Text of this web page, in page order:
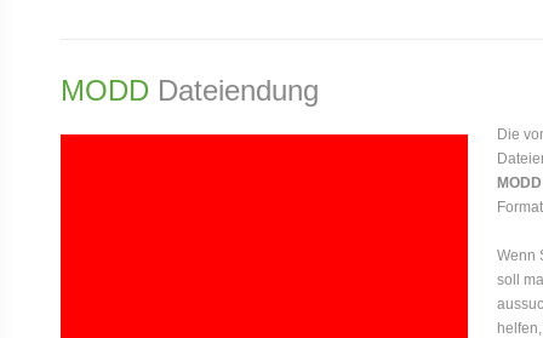
MODD Dateiendung
Die
MODD
Wenn
soll